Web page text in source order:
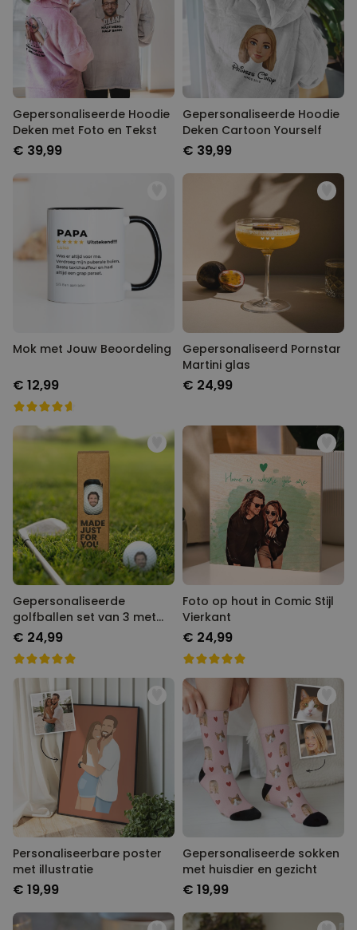
Gepersonaliseerde Hoodie
Deken met Foto en Tekst
€ 39,99
Gepersonaliseerde Hoodie
Deken Cartoon Yourself
€ 39,99
Mok met Jouw Beoordeling
€ 12,99
Gepersonaliseerd Pornstar
Martini glas
€ 24,99
Gepersonaliseerde
golfballen set van 3 met
Foto
€ 24,99
Foto op hout in Comic Stijl
Vierkant
€ 24,99
Personaliseerbare poster
met illustratie
€ 19,99
Gepersonaliseerde sokken
met huisdier en gezicht
€ 19,99